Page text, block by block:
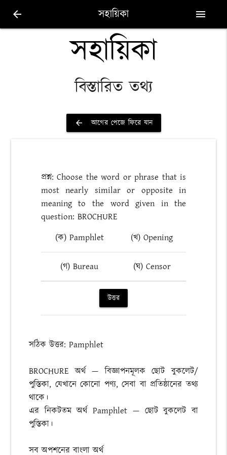
arrow_back সহায়িকা menu
সহায়িকা
বিস্তারিত তথ্য
arrow_back আগের পেজে ফিরে যান
প্রশ্ন: Choose the word or phrase that is
most nearly similar or opposite in
meaning to the word given in the
question: BROCHURE
(ক) Pamphlet
(খ) Opening
(গ) Bureau (ঘ) Censor
উত্তর
সঠিক উত্তর: Pamphlet
BROCHURE অর্থ — বিজ্ঞাপনমূলক ছোট বুকলেট/
পুস্তিকা, যেখানে কোনো পণ্য, সেবা বা প্রতিষ্ঠানের তথ্য
থাকে।
এর নিকটতম অর্থ Pamphlet — ছোট বুকলেট বা
পুস্তিকা।
সব অপশনের বাংলা অর্থ